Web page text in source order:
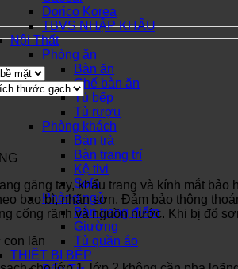
Dorico Korea
TBVS NHẬP KHẨU
Nội Thất
Phòng ăn
Bàn ăn
Ghế bàn ăn
Tủ bếp
Tủ rượu
Phòng khách
Bàn trà
Bàn trang trí
Kệ tivi
Sofa
Phòng ngủ
Bàn trang điểm
Giường
Tủ quần áo
THIẾT BỊ BẾP
găng tay, khẩu trang và kính mắt
bao bì, nhãn sơn. Đảm bảo thông
cống rãnh và nguồn nước. Khi bị đổ
con lăn